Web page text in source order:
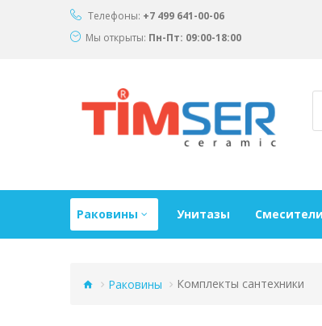
Телефоны: +7 499 641-00-06
Мы открыты: Пн-Пт: 09:00-18:00
Раковины Унитазы
Раковины Комплекты сантехники